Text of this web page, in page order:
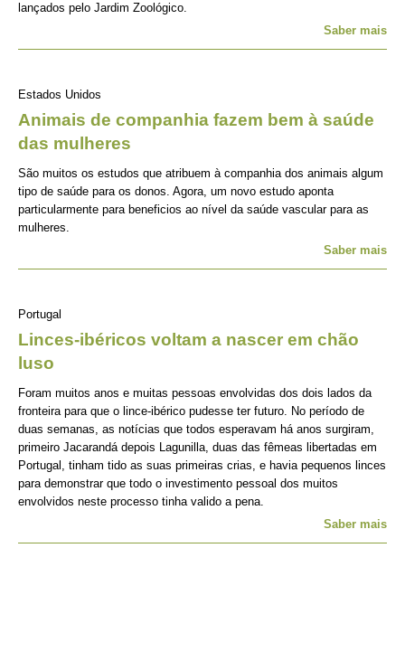
lançados pelo Jardim Zoológico.
Saber mais
Estados Unidos
Animais de companhia fazem bem à saúde
das mulheres
São muitos os estudos que atribuem à companhia dos animais algum
tipo de saúde para os donos. Agora, um novo estudo aponta
particularmente para beneficios ao nível da saúde vascular para as
mulheres.
Saber mais
Portugal
Linces-ibéricos voltam a nascer em chão
luso
Foram muitos anos e muitas pessoas envolvidas dos dois lados da
fronteira para que o lince-ibérico pudesse ter futuro. No período de
duas semanas, as notícias que todos esperavam há anos surgiram,
primeiro Jacarandá depois Lagunilla, duas das fêmeas libertadas em
Portugal, tinham tido as suas primeiras crias, e havia pequenos linces
para demonstrar que todo o investimento pessoal dos muitos
envolvidos neste processo tinha valido a pena.
Saber mais